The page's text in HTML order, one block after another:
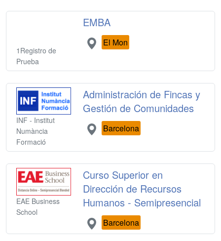
1Registro de
Prueba
EMBA
El Mon
INF - Institut
Numància
Formació
Administración de Fincas y
Gestión de Comunidades
Barcelona
EAE Business
School
Curso Superior en
Dirección de Recursos
Humanos - Semipresencial
Barcelona